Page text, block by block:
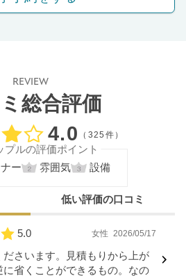
REVIEW
総合評価
口コミ評価
4.0 （325件）
プルの評価ポイント
ー
雰囲気 設備
低い評価の口コミ
口コミ評価
5.0 女性 2026/05/17
さいます。見積もりから上が
省くことができるもの。なの